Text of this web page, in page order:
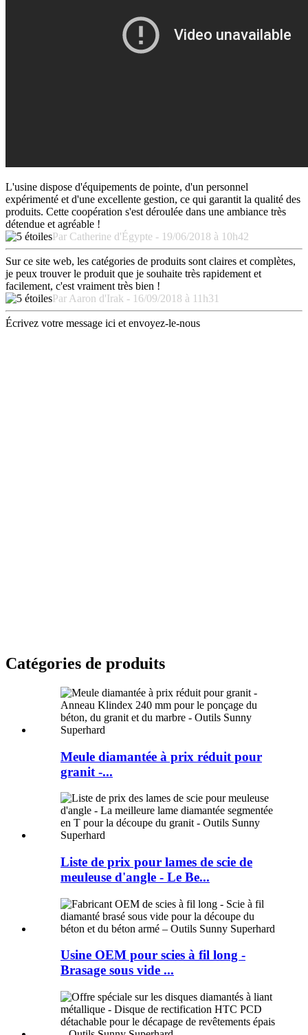
L'usine dispose d'équipements de pointe, d'un personnel
expérimenté et d'une excellente gestion, ce qui garantit la qualité des
produits. Cette coopération s'est déroulée dans une ambiance très
détendue et agréable !
Par Catherine d'Égypte - 19/06/2018 à 10h42
Sur ce site web, les catégories de produits sont claires et complètes,
je peux trouver le produit que je souhaite très rapidement et
facilement, c'est vraiment très bien !
Par Aaron d'Irak - 16/09/2018 à 11h31
Écrivez votre message ici et envoyez-le-nous
Catégories de produits
Meule diamantée à prix réduit pour
granit -...
Liste de prix pour lames de scie de
meuleuse d'angle - Le Be...
Usine OEM pour scies à fil long -
Brasage sous vide ...